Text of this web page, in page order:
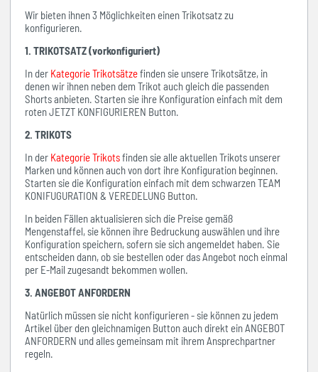
Wir bieten ihnen 3 Möglichkeiten einen Trikotsatz zu
konfigurieren.
1. TRIKOTSATZ (vorkonfiguriert)
In der Kategorie Trikotsätzefinden sie unsere Trikotsätze, in
denen wir ihnen neben dem Trikot auch gleich die passenden
Shorts anbieten. Starten sie ihre Konfiguration einfach mit dem
roten JETZT KONFIGURIEREN Button.
2. TRIKOTS
In der Kategorie Trikotsfinden sie alle aktuellen Trikots unserer
Marken und können auch von dort ihre Konfiguration beginnen.
Starten sie die Konfiguration einfach mit dem schwarzen TEAM
KONIFUGURATION & VEREDELUNG Button.
In beiden Fällen aktualisieren sich die Preise gemäß
Mengenstaffel, sie können ihre Bedruckung auswählen und ihre
Konfiguration speichern, sofern sie sich angemeldet haben. Sie
entscheiden dann, ob sie bestellen oder das Angebot noch einmal
per E-Mail zugesandt bekommen wollen.
3. ANGEBOT ANFORDERN
Natürlich müssen sie nicht konfigurieren - sie können zu jedem
Artikel über den gleichnamigen Button auch direkt ein ANGEBOT
ANFORDERN und alles gemeinsam mit ihrem Ansprechpartner
regeln.